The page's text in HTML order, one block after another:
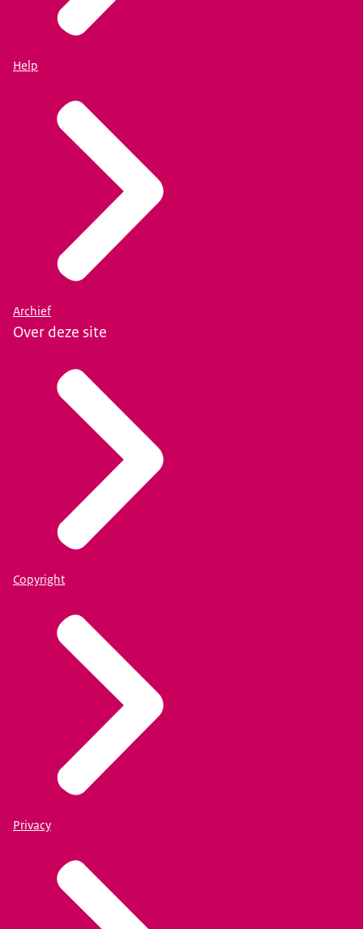
Help
Archief
Over deze site
Copyright
Privacy